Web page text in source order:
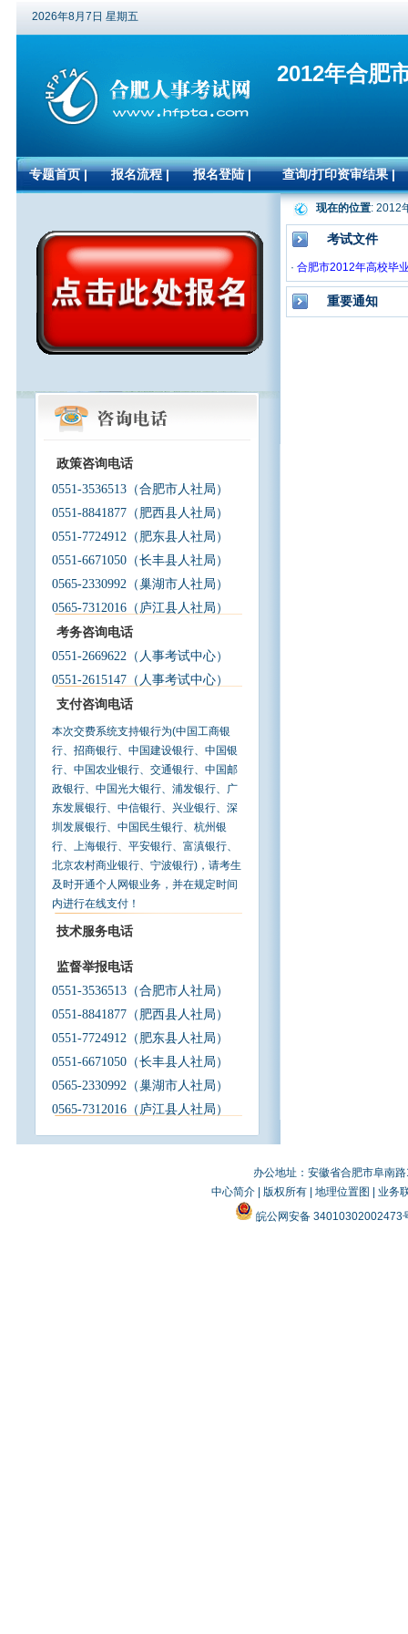
2026年8月7日 星期五
2012年合肥
专题首页 | 报名流程 | 报名登陆| 查询/打印资审结果|
政策咨询电话
0551-3536513（合肥市人社局）
0551-8841877（肥西县人社局）
0551-7724912（肥东县人社局）
0551-6671050（长丰县人社局）
0565-2330992（巢湖市人社局）
0565-7312016（庐江县人社局）
考务咨询电话
0551-2669622（人事考试中心）
0551-2615147（人事考试中心）
支付咨询电话
本次交费系统支持银行为(中国工商银
行、招商银行、中国建设银行、中国银
行、中国农业银行、交通银行、中国邮
政银行、中国光大银行、浦发银行、广
东发展银行、中信银行、兴业银行、深
圳发展银行、中国民生银行、杭州银
行、上海银行、平安银行、富滇银行、
北京农村商业银行、宁波银行)，请考生
及时开通个人网银业务，并在规定时间
内进行在线支付！
技术服务电话
监督举报电话
0551-3536513（合肥市人社局）
0551-8841877（肥西县人社局）
0551-7724912（肥东县人社局）
0551-6671050（长丰县人社局）
0565-2330992（巢湖市人社局）
0565-7312016（庐江县人社局）
现在的位置: 2012
考试文件
· 合肥市2012年高校毕
重要通知
办公地址：安徽省合肥市阜南
中心简介| 版权所有| 地理位置图
业务
皖公网安备 34010302002473